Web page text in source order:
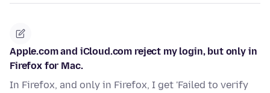
Apple.com and iCloud.com reject my login, but only in
Firefox for Mac.
In Firefox, and only in Firefox, I get 'Failed to verify